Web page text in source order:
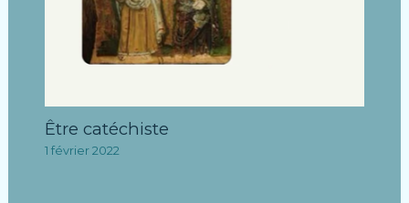
Être catéchiste
1 février 2022